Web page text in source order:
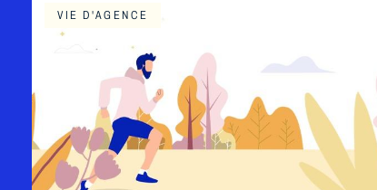
VIE D'AGENCE